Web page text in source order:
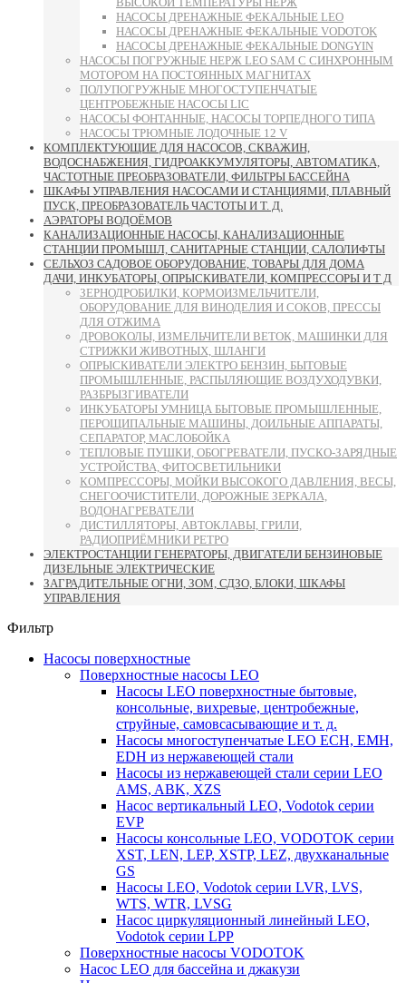
НАСОСЫ ДРЕНАЖНЫЕ ФЕКАЛЬНЫЕ LEO
НАСОСЫ ДРЕНАЖНЫЕ ФЕКАЛЬНЫЕ VODOTOK
НАСОСЫ ДРЕНАЖНЫЕ ФЕКАЛЬНЫЕ DONGYIN
НАСОСЫ ПОГРУЖНЫЕ НЕРЖ LEO SAM С СИНХРОННЫМ
МОТОРОМ НА ПОСТОЯННЫХ МАГНИТАХ
ПОЛУПОГРУЖНЫЕ МНОГОСТУПЕНЧАТЫЕ
ЦЕНТРОБЕЖНЫЕ НАСОСЫ LIC
НАСОСЫ ФОНТАННЫЕ, НАСОСЫ ТОРПЕДНОГО ТИПА
НАСОСЫ ТРЮМНЫЕ ЛОДОЧНЫЕ 12 V
КОМПЛЕКТУЮЩИЕ ДЛЯ НАСОСОВ, СКВАЖИН,
ВОДОСНАБЖЕНИЯ, ГИДРОАККУМУЛЯТОРЫ, АВТОМАТИКА,
ЧАСТОТНЫЕ ПРЕОБРАЗОВАТЕЛИ, ФИЛЬТРЫ БАССЕЙНА
ШКАФЫ УПРАВЛЕНИЯ НАСОСАМИ И СТАНЦИЯМИ, ПЛАВНЫЙ
ПУСК, ПРЕОБРАЗОВАТЕЛЬ ЧАСТОТЫ И Т. Д.
АЭРАТОРЫ ВОДОЁМОВ
КАНАЛИЗАЦИОННЫЕ НАСОСЫ, КАНАЛИЗАЦИОННЫЕ
СТАНЦИИ ПРОМЫШЛ, САНИТАРНЫЕ СТАНЦИИ, САЛОЛИФТЫ
СЕЛЬХОЗ САДОВОЕ ОБОРУДОВАНИЕ, ТОВАРЫ ДЛЯ ДОМА
ДАЧИ, ИНКУБАТОРЫ, ОПРЫСКИВАТЕЛИ, КОМПРЕССОРЫ И Т Д
ЗЕРНОДРОБИЛКИ, КОРМОИЗМЕЛЬЧИТЕЛИ,
ОБОРУДОВАНИЕ ДЛЯ ВИНОДЕЛИЯ И СОКОВ, ПРЕССЫ
ДЛЯ ОТЖИМА
ДРОВОКОЛЫ, ИЗМЕЛЬЧИТЕЛИ ВЕТОК, МАШИНКИ ДЛЯ
СТРИЖКИ ЖИВОТНЫХ, ШЛАНГИ
ОПРЫСКИВАТЕЛИ ЭЛЕКТРО БЕНЗИН, БЫТОВЫЕ
ПРОМЫШЛЕННЫЕ, РАСПЫЛЯЮЩИЕ ВОЗДУХОДУВКИ,
РАЗБРЫЗГИВАТЕЛИ
ИНКУБАТОРЫ УМНИЦА БЫТОВЫЕ ПРОМЫШЛЕННЫЕ,
ПЕРОЩИПАЛЬНЫЕ МАШИНЫ, ДОИЛЬНЫЕ АППАРАТЫ,
СЕПАРАТОР, МАСЛОБОЙКА
ТЕПЛОВЫЕ ПУШКИ, ОБОГРЕВАТЕЛИ, ПУСКО-ЗАРЯДНЫЕ
УСТРОЙСТВА, ФИТОСВЕТИЛЬНИКИ
КОМПРЕССОРЫ, МОЙКИ ВЫСОКОГО ДАВЛЕНИЯ, ВЕСЫ,
СНЕГООЧИСТИТЕЛИ, ДОРОЖНЫЕ ЗЕРКАЛА,
ВОДОНАГРЕВАТЕЛИ
ДИСТИЛЛЯТОРЫ, АВТОКЛАВЫ, ГРИЛИ,
РАДИОПРИЁМНИКИ РЕТРО
ЭЛЕКТРОСТАНЦИИ ГЕНЕРАТОРЫ, ДВИГАТЕЛИ БЕНЗИНОВЫЕ
ДИЗЕЛЬНЫЕ ЭЛЕКТРИЧЕСКИЕ
ЗАГРАДИТЕЛЬНЫЕ ОГНИ, ЗОМ, СДЗО, БЛОКИ, ШКАФЫ
УПРАВЛЕНИЯ
Фильтр
Насосы поверхностные
Поверхностные насосы LEO
Насосы LEO поверхностные бытовые,
консольные, вихревые, центробежные,
струйные, самовсасывающие и т. д.
Насосы многоступенчатые LEO ECH, EMH,
EDH из нержавеющей стали
Насосы из нержавеющей стали серии LEO
AMS, ABK, XZS
Насос вертикальный LEO, Vodotok серии
EVP
Насосы консольные LEO, VODOTOK серии
XST, LEN, LEP, XSTP, LEZ, двухканальные
GS
Насосы LEO, Vodotok серии LVR, LVS,
WTS, WTR, LVSG
Насос циркуляционный линейный LEO,
Vodotok серии LPP
Поверхностные насосы VODOTOK
Насос LEO для бассейна и джакузи